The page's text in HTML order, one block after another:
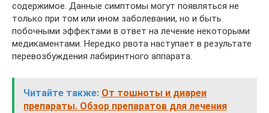
содержимое. Данные симптомы могут появляться не
только при том или ином заболевании, но и быть
побочными эффектами в ответ на лечение некоторыми
медикаментами. Нередко рвота наступает в результате
перевозбуждения лабиринтного аппарата.
Читайте также: От тошноты и диареи
препараты. Обзор препаратов для лечения